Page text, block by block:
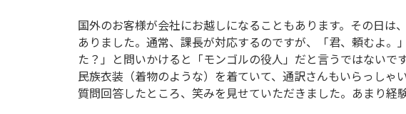
国外のお客様が会社にお越しになることもあります。その日は
ありました。通常、課長が対応するのですが、「君、頼むよ。
た？」と問いかけると「モンゴルの役人」だと言うではない
民族衣装（着物のような）を着ていて、通訳さんもいらっしゃ
質問回答したところ、笑みを見せていただきました。あまり経